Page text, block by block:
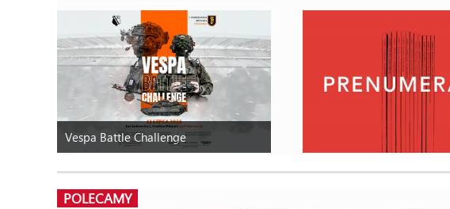
Vespa Battle Challenge
POLECAMY